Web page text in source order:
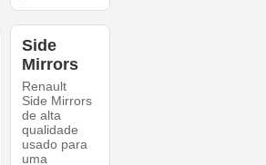
Side
Mirrors
Renault
Side Mirrors
de alta
qualidade
usado para
uma